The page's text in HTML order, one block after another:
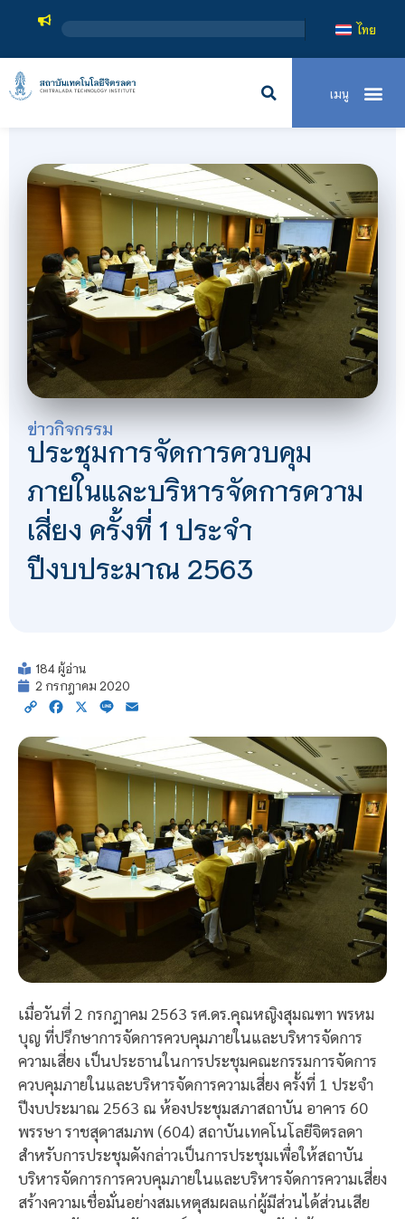
สถาบันเทคโนโลยีจิตรลดา เป็น
ไทย
ข่าวกิจกรรม
ประชุมการจัดการควบคุม
ภายในและบริหารจัดการความ
เสี่ยง ครั้งที่ 1 ประจำ
ปีงบประมาณ 2563
184 ผู้อ่าน
2 กรกฎาคม 2020
Copy Facebook
X Line
เมื่อวันที่ 2 กรกฎาคม 2563 รศ.ดร.คุณหญิงสุมณฑา พรหม
บุญ ที่ปรึกษาการจัดการควบคุมภายในและบริหารจัดการ
ความเสี่ยง เป็นประธานในการประชุมคณะกรรมการจัดการ
ควบคุมภายในและบริหารจัดการความเสี่ยง ครั้งที่ 1 ประจำ
ปีงบประมาณ 2563 ณ ห้องประชุมสภาสถาบัน อาคาร 60
พรรษา ราชสุดาสมภพ (604) สถาบันเทคโนโลยีจิตรลดา
สำหรับการประชุมดังกล่าวเป็นการประชุมเพื่อให้สถาบัน
บริหารจัดการการควบคุมภายในและบริหารจัดการความเสี่ยง
สร้างความเชื่อมั่นอย่างสมเหตุสมผลแก่ผู้มีส่วนได้ส่วนเสีย